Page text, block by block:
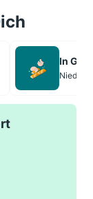
In